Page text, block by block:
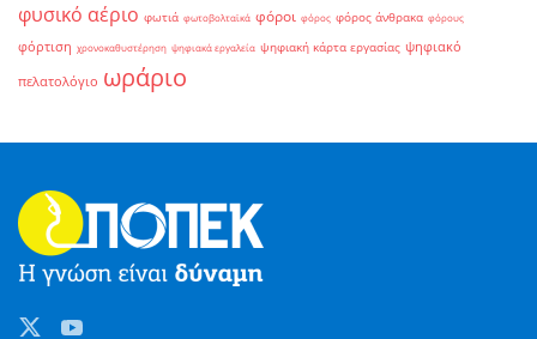
φυσικό αέριο φωτιά φωτοβολταϊκά φόροι φόρος φόρος άνθρακα φόρους
φόρτιση χρονοκαθυστέρηση ψηφιακά εργαλεία ψηφιακή κάρτα εργασίας ψηφιακό
πελατολόγιο ωράριο